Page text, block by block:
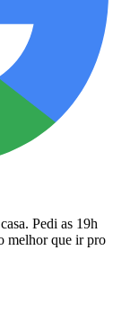
Pedi as 19h
melhor que ir pro